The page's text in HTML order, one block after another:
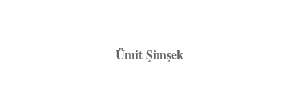
Ümit Şimşek